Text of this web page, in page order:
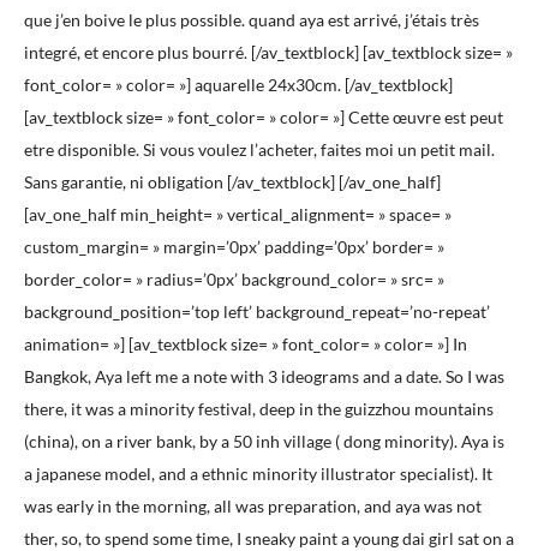
que j’en boive le plus possible. quand aya est arrivé, j’étais très
integré, et encore plus bourré. [/av_textblock] [av_textblock size= »
font_color= » color= »] aquarelle 24x30cm. [/av_textblock]
[av_textblock size= » font_color= » color= »] Cette œuvre est peut
etre disponible. Si vous voulez l’acheter, faites moi un petit mail.
Sans garantie, ni obligation [/av_textblock] [/av_one_half]
[av_one_half min_height= » vertical_alignment= » space= »
custom_margin= » margin=’0px’ padding=’0px’ border= »
border_color= » radius=’0px’ background_color= » src= »
background_position=’top left’ background_repeat=’no-repeat’
animation= »] [av_textblock size= » font_color= » color= »] In
Bangkok, Aya left me a note with 3 ideograms and a date. So I was
there, it was a minority festival, deep in the guizzhou mountains
(china), on a river bank, by a 50 inh village ( dong minority). Aya is
a japanese model, and a ethnic minority illustrator specialist). It
was early in the morning, all was preparation, and aya was not
ther, so, to spend some time, I sneaky paint a young dai girl sat on a